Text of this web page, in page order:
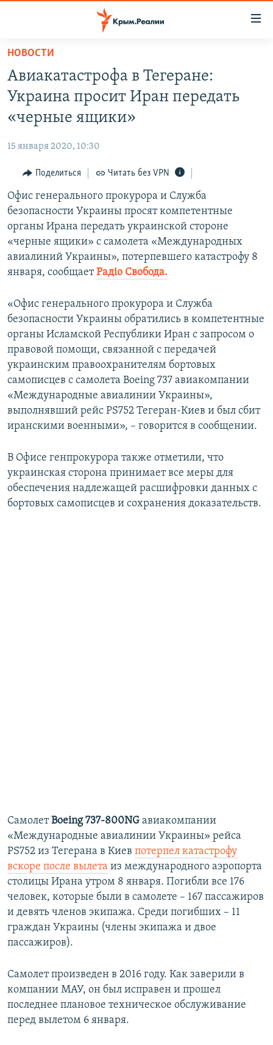
Вернуться
основному
содержанию
Вернутся
главной
навигации
Вернутся
поиску
11 ЛЕТ ОККУПАЦИИ КРЫМА. 11 ИСТОРИЙ СОПРОТИВЛЕНИЯ
ВОДА
ЕЩЕ
ИНТЕРАКТИВ
ИНФОГРАФИКА
ТЕЛЕПРОЕКТ КРЫМ.РЕАЛИИ
СОВЕТЫ ПРАВОЗАЩИТНИКОВ
ПРОПАВШИЕ БЕЗ ВЕСТИ
КРЫМ.НЕПОКОРЕННЫЙ
УКРАИНСКАЯ ПРОБЛЕМА КРЫМА
РАДІО СВОБОДА
КАК ОБОЙТИ БЛОКИРОВКУ
Українською
Qırımtatar
Все сайты RFE/RL
НОВОСТИ
Авиакатастрофа в Тегеране:
Украина просит Иран передать
«черные ящики»
15 января 2020, 10:30
Поделиться Читать без VPN
Офис генерального прокурора и Служба
безопасности Украины просят компетентные
органы Ирана передать украинской стороне
«черные ящики» с самолета «Международных
авиалиний Украины», потерпевшего катастрофу 8
января, сообщаетРадіо Свобода.
«Офис генерального прокурора и Служба
безопасности Украины обратились в компетентные
органы Исламской Республики Иран с запросом о
правовой помощи, связанной с передачей
украинским правоохранителям бортовых
самописцев с самолета Boeing 737 авиакомпании
«Международные авиалинии Украины»,
выполнявший рейс PS752 Тегеран-Киев и был сбит
иранскими военными», – говорится в сообщении.
В Офисе генпрокурора также отметили, что
украинская сторона принимает все меры для
обеспечения надлежащей расшифровки данных с
бортовых самописцев и сохранения доказательств.
СамолетBoeing 737-800NG авиакомпании
«Международные авиалинии Украины» рейса
PS752 из Тегерана в Киев потерпел катастрофу
вскоре после вылета из международного аэропорта
столицы Ирана утром 8 января. Погибли все 176
человек, которые были в самолете – 167 пассажиров
и девять членов экипажа. Среди погибших – 11
граждан Украины (члены экипажа и двое
пассажиров).
Самолет произведен в 2016 году. Как заверили в
компании МАУ, он был исправен и прошел
последнее плановое техническое обслуживание
перед вылетом 6 января.